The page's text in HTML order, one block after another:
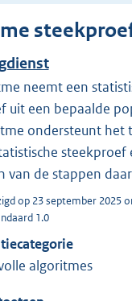
neemt een
uit een bepaalde
ondersteunt het
steekproef
van de stappen
op 23 september 2025
1.0
algoritmes